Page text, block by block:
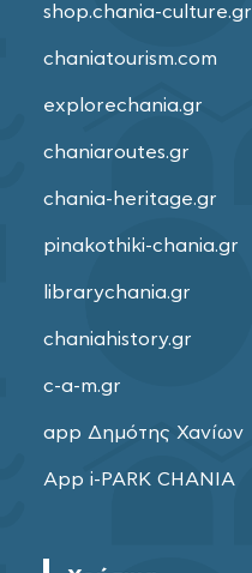
shop.chania-culture.gr
chaniatourism.com
explorechania.gr
chaniaroutes.gr
chania-heritage.gr
pinakothiki-chania.gr
librarychania.gr
chaniahistory.gr
c-a-m.gr
app Δημότης Χανίων
App i-PARK CHANIA